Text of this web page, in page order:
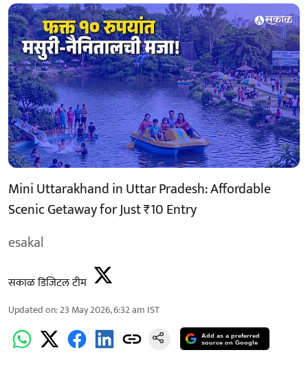
Mini Uttarakhand in Uttar Pradesh: Affordable
Scenic Getaway for Just ₹10 Entry
esakal
सकाळ डिजिटल टीम
Updated on:23 May 2026, 6:32 am IST
Add as a preferred
source on Google